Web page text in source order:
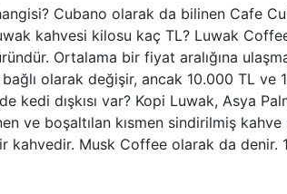
Cubano olarak da bilinen Cafe
kahvesi kilosu kaç TL? Luwak
Ortalama bir fiyat aralığına
olarak değişir, ancak 10.000 TL ve
kedi dışkısı var? Kopi Luwak, Asya
ve boşaltılan kısmen sindirilmiş
kahvedir. Musk Coffee olarak da denir.